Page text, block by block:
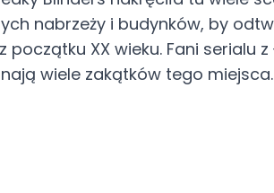
nabrzeży i budynków, by
początku XX wieku. Fani serialu
wiele zakątków tego miejsca.